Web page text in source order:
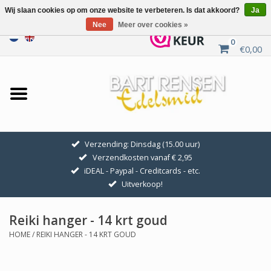
0
€0,00
Home
Uitverkoop
GOUDEN SYMBOLEN
Hanger Kettingen
Oorhangers
Verzending: Dinsdag (15.00 uur)
Verzendkosten vanaf € 2,95
iDEAL - Paypal - Creditcards - etc.
Uitverkoop!
Reiki hanger - 14 krt goud
HOME/ REIKI HANGER - 14 KRT GOUD
Wij slaan cookies op om onze website te verbeteren. Is dat akkoord?
Ja
Nee
Meer over cookies »